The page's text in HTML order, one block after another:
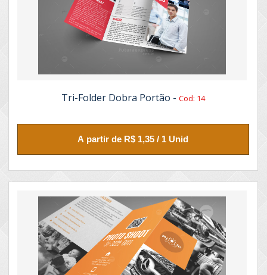
Tri-Folder Dobra Portão - Cod: 14
A partir de R$ 1,35 / 1 Unid